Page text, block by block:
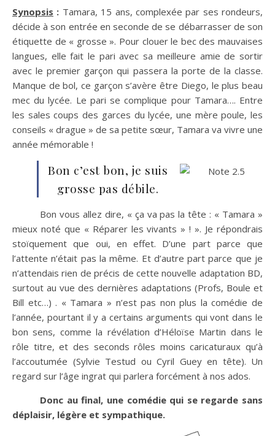
Synopsis : Tamara, 15 ans, complexée par ses rondeurs,
décide à son entrée en seconde de se débarrasser de son
étiquette de « grosse ». Pour clouer le bec des mauvaises
langues, elle fait le pari avec sa meilleure amie de sortir
avec le premier garçon qui passera la porte de la classe.
Manque de bol, ce garçon s’avère être Diego, le plus beau
mec du lycée. Le pari se complique pour Tamara…. Entre
les sales coups des garces du lycée, une mère poule, les
conseils « drague » de sa petite sœur, Tamara va vivre une
année mémorable !
Bon c’est bon, je suis
grosse pas débile.
Bon vous allez dire, « ça va pas la tête : « Tamara »
mieux noté que « Réparer les vivants » ! ». Je répondrais
stoïquement que oui, en effet. D’une part parce que
l’attente n’était pas la même. Et d’autre part parce que je
n’attendais rien de précis de cette nouvelle adaptation BD,
surtout au vue des dernières adaptations (Profs, Boule et
Bill etc…) . « Tamara » n’est pas non plus la comédie de
l’année, pourtant il y a certains arguments qui vont dans le
bon sens, comme la révélation d’Héloïse Martin dans le
rôle titre, et des seconds rôles moins caricaturaux qu’à
l’accoutumée (Sylvie Testud ou Cyril Guey en tête). Un
regard sur l’âge ingrat qui parlera forcément à nos ados.
Donc au final, une comédie qui se regarde sans
déplaisir, légère et sympathique.